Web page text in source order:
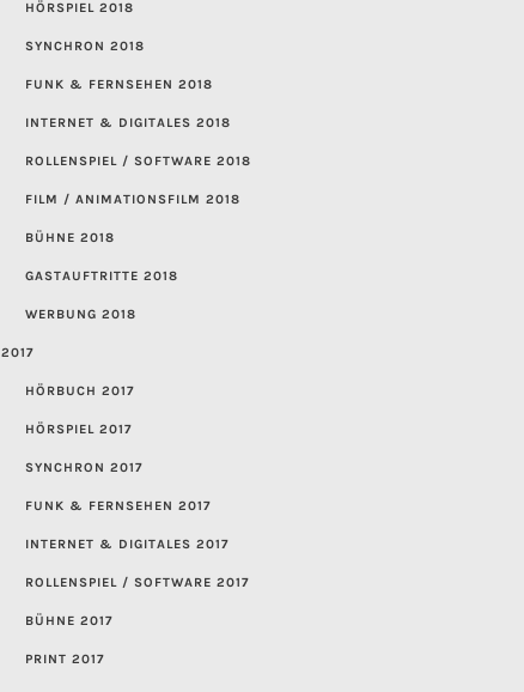
HÖRSPIEL 2018
SYNCHRON 2018
FUNK & FERNSEHEN 2018
INTERNET & DIGITALES 2018
ROLLENSPIEL / SOFTWARE 2018
FILM / ANIMATIONSFILM 2018
BÜHNE 2018
GASTAUFTRITTE 2018
WERBUNG 2018
2017
HÖRBUCH 2017
HÖRSPIEL 2017
SYNCHRON 2017
FUNK & FERNSEHEN 2017
INTERNET & DIGITALES 2017
ROLLENSPIEL / SOFTWARE 2017
BÜHNE 2017
PRINT 2017